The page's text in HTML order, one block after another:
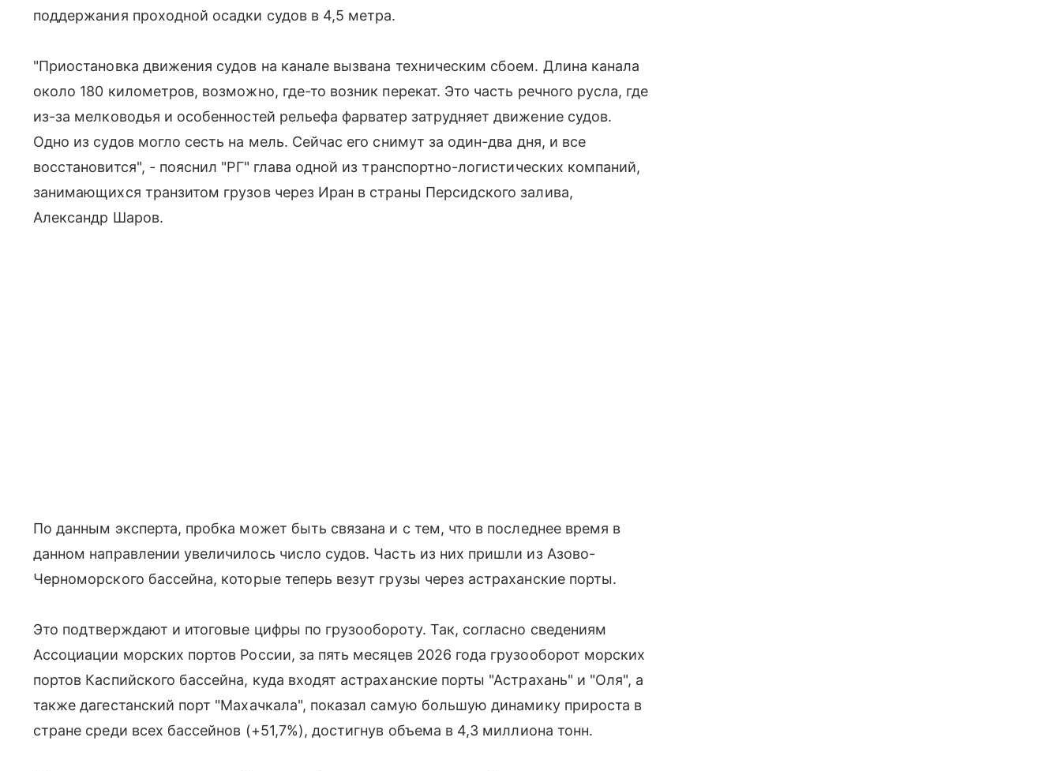
поддержания проходной осадки судов в 4,5 метра.
"Приостановка движения судов на канале вызвана техническим сбоем. Длина канала
около 180 километров, возможно, где-то возник перекат. Это часть речного русла, где
из-за мелководья и особенностей рельефа фарватер затрудняет движение судов.
Одно из судов могло сесть на мель. Сейчас его снимут за один-два дня, и все
восстановится", - пояснил "РГ" глава одной из транспортно-логистических компаний,
занимающихся транзитом грузов через Иран в страны Персидского залива,
Александр Шаров.
По данным эксперта, пробка может быть связана и с тем, что в последнее время в
данном направлении увеличилось число судов. Часть из них пришли из Азово-
Черноморского бассейна, которые теперь везут грузы через астраханские порты.
Это подтверждают и итоговые цифры по грузообороту. Так, согласно сведениям
Ассоциации морских портов России, за пять месяцев 2026 года грузооборот морских
портов Каспийского бассейна, куда входят астраханские порты "Астрахань" и "Оля", а
также дагестанский порт "Махачкала", показал самую большую динамику прироста в
стране среди всех бассейнов (+51,7%), достигнув объема в 4,3 миллиона тонн.